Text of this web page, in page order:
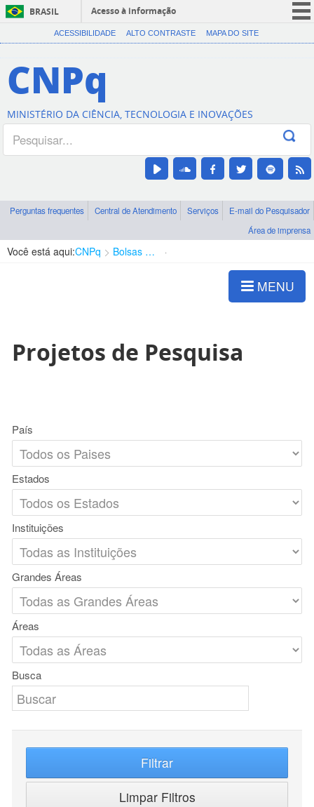
BRASIL
Acesso à informação
CORONAVÍRUS (COVID-19)
Canais
ACESSIBILIDADE ALTO CONTRASTE MAPA DO SITE
CNPq
MINISTÉRIO DA CIÊNCIA, TECNOLOGIA E INOVAÇÕES
Perguntas frequentes Central de Atendimento Serviços
E-mail do Pesquisador
Área de imprensa
Você está aqui:CNPq Bolsas e Auxílios Vigentes
MENU
Projetos de Pesquisa
País
Estados
Instituições
Grandes Áreas
Áreas
Busca
Filtrar
Limpar Filtros